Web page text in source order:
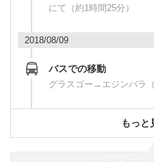
にて（約1時間25分）
2018/08/09
バスでの移動
グラスゴー→エジンバラ（
もっと